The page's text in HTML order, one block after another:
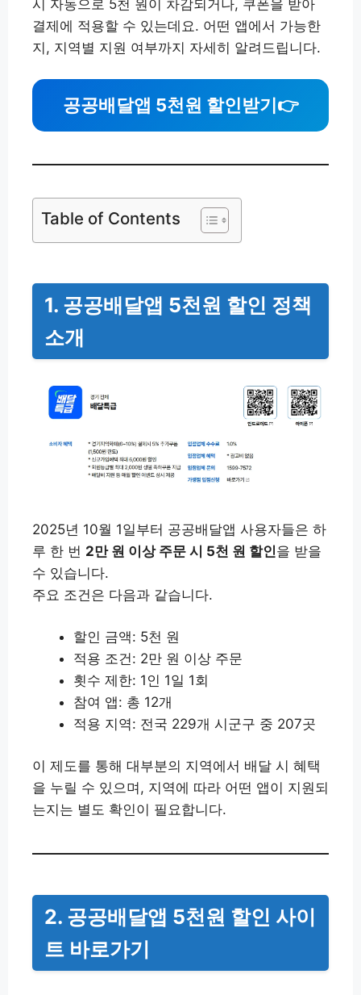
시 자동으로 5천 원이 차감되거나, 쿠폰을 받아
결제에 적용할 수 있는데요. 어떤 앱에서 가능한
지, 지역별 지원 여부까지 자세히 알려드립니다.
공공배달앱 5천원 할인받기👉
Table of Contents
1. 공공배달앱 5천원 할인 정책
소개
2025년 10월 1일부터 공공배달앱 사용자들은 하
루 한 번 2만 원 이상 주문 시 5천 원 할인을 받을
수 있습니다.
주요 조건은 다음과 같습니다.
할인 금액: 5천 원
적용 조건: 2만 원 이상 주문
횟수 제한: 1인 1일 1회
참여 앱: 총 12개
적용 지역: 전국 229개 시군구 중 207곳
이 제도를 통해 대부분의 지역에서 배달 시 혜택
을 누릴 수 있으며, 지역에 따라 어떤 앱이 지원되
는지는 별도 확인이 필요합니다.
2. 공공배달앱 5천원 할인 사이
트 바로가기